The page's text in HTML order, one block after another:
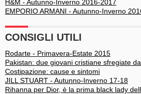
H&M - Autunno-Inverno 2016-2017
EMPORIO ARMANI - Autunno-Inverno
CONSIGLI UTILI
Rodarte - Primavera-Estate 2015
Pakistan: due giovani cristiane sfregiate
Costipazione: cause e sintomi
JILL STUART - Autunno-Inverno 17-18
Rihanna per Dior, è la prima black lady